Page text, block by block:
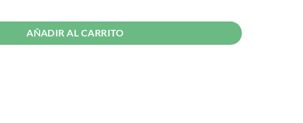
Fit 2 Pro R365 cantidad
AÑADIR AL CARRITO